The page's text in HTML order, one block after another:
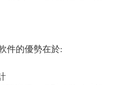
件的優勢在於: